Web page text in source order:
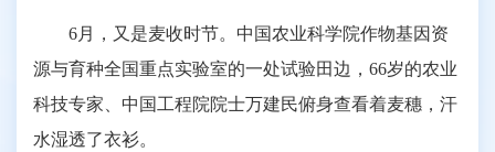
6月，又是麦收时节。中国农业科学院作物基因资
源与育种全国重点实验室的一处试验田边，66岁的农业
科技专家、中国工程院院士万建民俯身查看着麦穗，汗
水湿透了衣衫。